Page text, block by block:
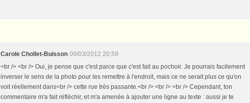
Carole Chollet-Buisson 09/03/2012 20:59
<br /> <br /> Oui, je pense que c'est parce que c'est fait au pochoir. Je pourrais facilement
inverser le sens de la photo pour les remettre à l'endroit, mais ce ne serait plus ce qu'on
voit réellement dans<br /> cette rue très passante.<br /> <br /> <br /> Cependant, ton
commentaire m'a fait réfléchir, et m'a amenée à ajouter une ligne au texte : aussi je te